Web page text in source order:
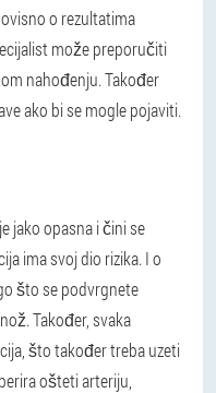
o rezultatima
može preporučiti
nahođenju. Također
ako bi se mogle pojaviti.
jako opasna i čini se
ima svoj dio rizika. I o
što se podvrgnete
Također, svaka
što također treba uzeti
ošteti arteriju,